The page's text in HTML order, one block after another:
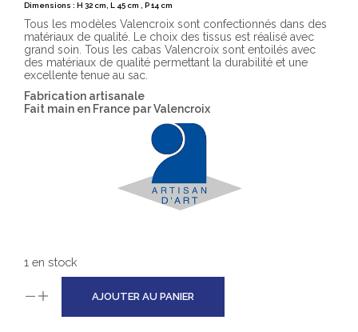
Dimensions : H 32 cm, L 45 cm , P 14 cm
Tous les modèles Valencroix sont confectionnés dans des
matériaux de qualité. Le choix des tissus est réalisé avec
grand soin. Tous les cabas Valencroix sont entoilés avec
des matériaux de qualité permettant la durabilité et une
excellente tenue au sac.
Fabrication artisanale
Fait main en France par Valencroix
1 en stock
AJOUTER AU PANIER